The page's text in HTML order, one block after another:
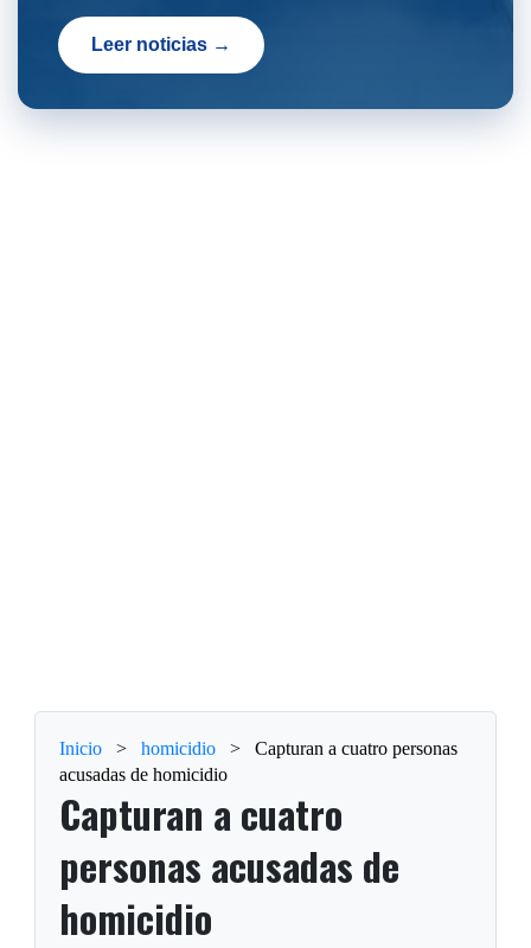
Leer noticias →
Inicio > homicidio >
Capturan a cuatro personas
acusadas de homicidio
Capturan a cuatro
personas acusadas de
homicidio